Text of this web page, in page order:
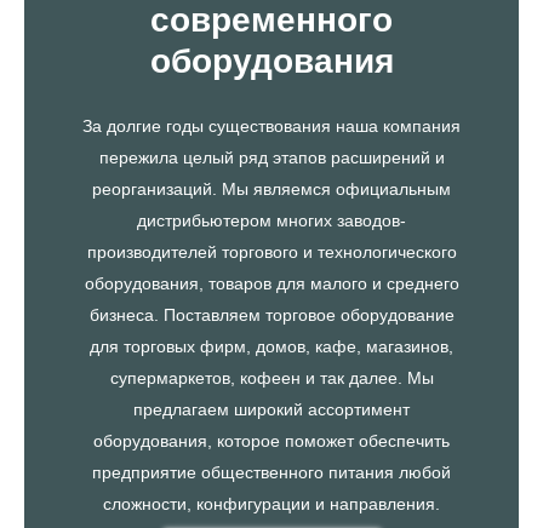
современного
оборудования
За долгие годы существования наша компания
пережила целый ряд этапов расширений и
реорганизаций. Мы являемся официальным
дистрибьютером многих заводов-
производителей торгового и технологического
оборудования, товаров для малого и среднего
бизнеса. Поставляем торговое оборудование
для торговых фирм, домов, кафе, магазинов,
супермаркетов, кофеен и так далее. Мы
предлагаем широкий ассортимент
оборудования, которое поможет обеспечить
предприятие общественного питания любой
сложности, конфигурации и направления.